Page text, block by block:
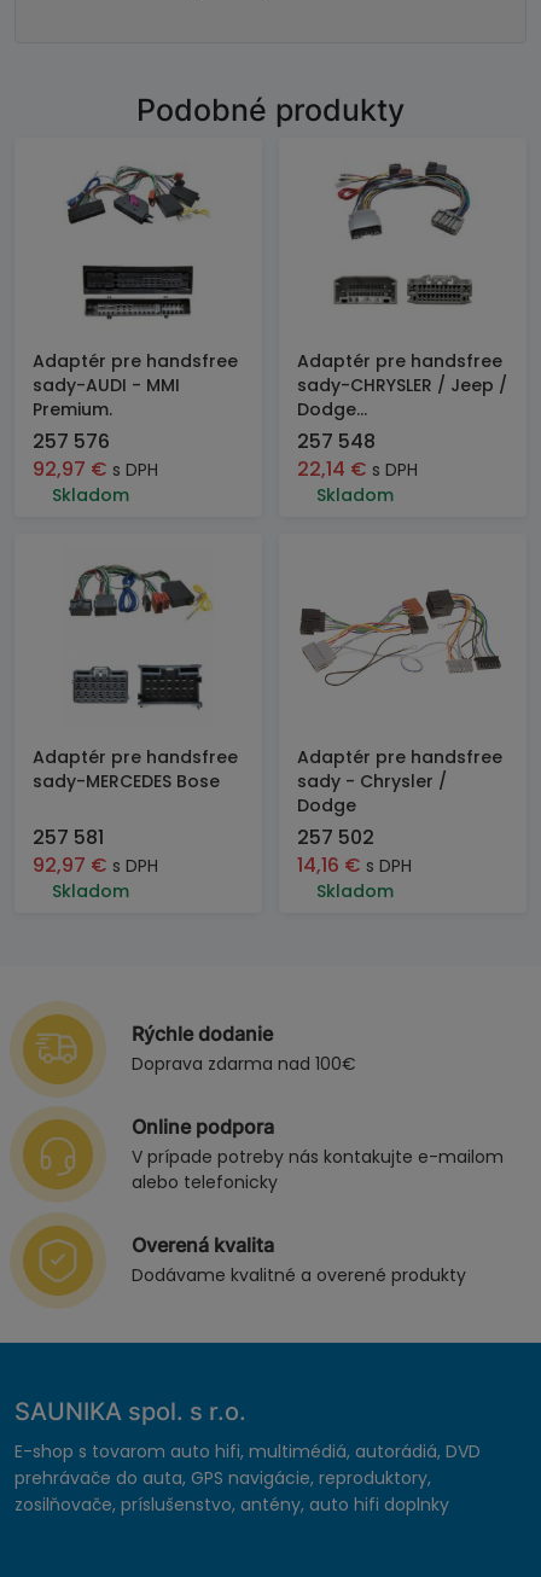
Podobné produkty
Adaptér pre handsfree
sady-AUDI - MMI
Premium.
257 576
92,97 € s DPH
Skladom
Adaptér pre handsfree
sady-CHRYSLER / Jeep /
Dodge...
257 548
22,14 € s DPH
Skladom
Adaptér pre handsfree
sady-MERCEDES Bose
257 581
92,97 € s DPH
Skladom
Adaptér pre handsfree
sady - Chrysler /
Dodge
257 502
14,16 € s DPH
Skladom
Rýchle dodanie
Doprava zdarma nad 100€
Online podpora
V prípade potreby nás kontakujte e-mailom
alebo telefonicky
Overená kvalita
Dodávame kvalitné a overené produkty
SAUNIKA spol. s r.o.
E-shop s tovarom auto hifi, multimédiá, autorádiá, DVD
prehrávače do auta, GPS navigácie, reproduktory,
zosilňovače, príslušenstvo, antény, auto hifi doplnky